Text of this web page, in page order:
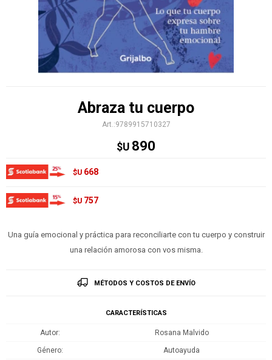
Abraza tu cuerpo
9789915710327
$U 890
$U 668
$U 757
Una guía emocional y práctica para reconciliarte con tu cuerpo y construir
una relación amorosa con vos misma.
MÉTODOS Y COSTOS DE ENVÍO
CARACTERÍSTICAS
Autor Rosana Malvido
Género Autoayuda